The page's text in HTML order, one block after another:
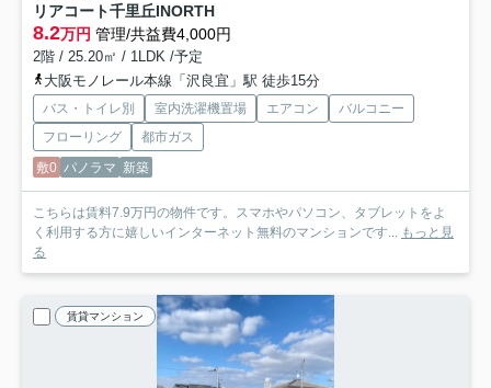
リアコート千里丘INORTH
8.2万円 管理/共益費4,000円
2階 / 25.20㎡ / 1LDK /予定
大阪モノレール本線「沢良宜」駅 徒歩15分
バス・トイレ別 室内洗濯機置場 エアコン
バルコニー
フローリング
都市ガス
敷0 パノラマ 新築
こちらは賃料7.9万円の物件です。スマホやパソコン、タブレットをよ
く利用する方に嬉しいインターネット無料のマンションです...
もっと見
る
賃貸マンション